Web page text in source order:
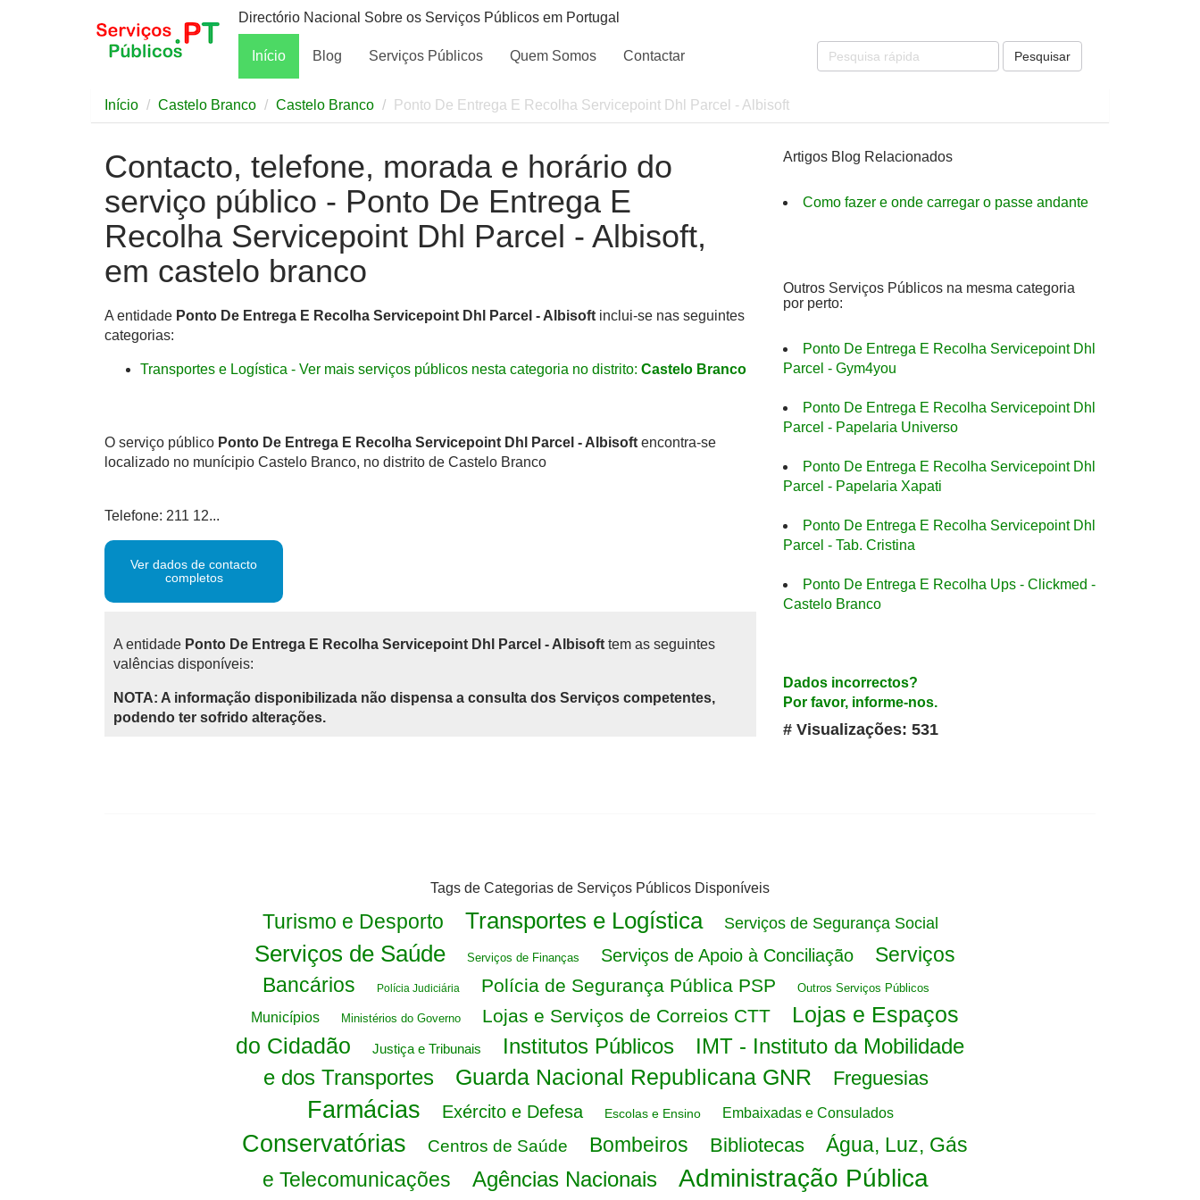
Directório Nacional Sobre os Serviços Públicos em Portugal
Início Blog Serviços Públicos Quem Somos Contactar Pesquisar
Início Castelo Branco Castelo Branco Ponto De Entrega E Recolha Servicepoint Dhl Parcel - Albisoft
Contacto, telefone, morada e horário do
serviço público - Ponto De Entrega E
Recolha Servicepoint Dhl Parcel - Albisoft,
em castelo branco
A entidade Ponto De Entrega E Recolha Servicepoint Dhl Parcel - Albisoft inclui-se nas seguintes
categorias:
Transportes e Logística - Ver mais serviços públicos nesta categoria no distrito: Castelo Branco
O serviço público Ponto De Entrega E Recolha Servicepoint Dhl Parcel - Albisoft encontra-se
localizado no munícipio Castelo Branco, no distrito de Castelo Branco
Telefone: 211 12...
Ver dados de contacto
completos
A entidade Ponto De Entrega E Recolha Servicepoint Dhl Parcel - Albisoft tem as seguintes
valências disponíveis:
NOTA: A informação disponibilizada não dispensa a consulta dos Serviços competentes,
podendo ter sofrido alterações.
Artigos Blog Relacionados
Como fazer e onde carregar o passe andante
Outros Serviços Públicos na mesma categoria
por perto:
Ponto De Entrega E Recolha Servicepoint Dhl
Parcel - Gym4you
Ponto De Entrega E Recolha Servicepoint Dhl
Parcel - Papelaria Universo
Ponto De Entrega E Recolha Servicepoint Dhl
Parcel - Papelaria Xapati
Ponto De Entrega E Recolha Servicepoint Dhl
Parcel - Tab. Cristina
Ponto De Entrega E Recolha Ups - Clickmed -
Castelo Branco
Dados incorrectos?
Por favor, informe-nos.
# Visualizações: 531
Tags de Categorias de Serviços Públicos Disponíveis
Turismo e Desporto Transportes e Logística Serviços de Segurança Social
Serviços de Saúde Serviços de Finanças Serviços de Apoio à Conciliação
Serviços
Bancários
Polícia Judiciária Polícia de Segurança Pública PSP Outros Serviços Públicos
Municípios Ministérios do Governo Lojas e Serviços de Correios CTT
Lojas e Espaços
do Cidadão
Justiça e Tribunais Institutos Públicos
IMT - Instituto da Mobilidade
e dos Transportes
Guarda Nacional Republicana GNR Freguesias
Farmácias Exército e Defesa Escolas e Ensino Embaixadas e Consulados
Conservatórias Centros de Saúde Bombeiros Bibliotecas
Água, Luz, Gás
e Telecomunicações
Agências Nacionais Administração Pública